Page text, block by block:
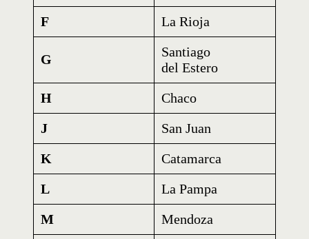
F
La Rioja
G
Santiago
del Estero
H
Chaco
J
San Juan
K
Catamarca
L
La Pampa
M
Mendoza